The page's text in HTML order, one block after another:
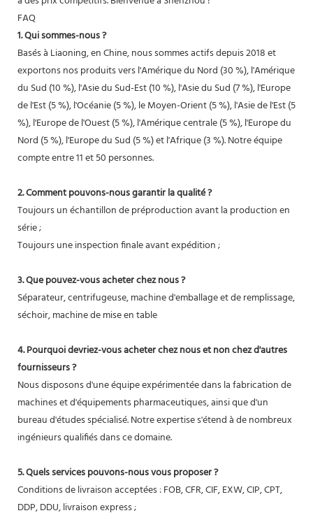
FAQ
1. Qui sommes-nous ?
Basés à Liaoning, en Chine, nous sommes actifs depuis 2018 et
exportons nos produits vers l'Amérique du Nord (30 %), l'Amérique
du Sud (10 %), l'Asie du Sud-Est (10 %), l'Asie du Sud (7 %), l'Europe
de l'Est (5 %), l'Océanie (5 %), le Moyen-Orient (5 %), l'Asie de l'Est (5
%), l'Europe de l'Ouest (5 %), l'Amérique centrale (5 %), l'Europe du
Nord (5 %), l'Europe du Sud (5 %) et l'Afrique (3 %). Notre équipe
compte entre 11 et 50 personnes.
2. Comment pouvons-nous garantir la qualité ?
Toujours un échantillon de préproduction avant la production en
série ;
Toujours une inspection finale avant expédition ;
3. Que pouvez-vous acheter chez nous ?
Séparateur, centrifugeuse, machine d'emballage et de remplissage,
séchoir, machine de mise en table
4. Pourquoi devriez-vous acheter chez nous et non chez d'autres
fournisseurs ?
Nous disposons d'une équipe expérimentée dans la fabrication de
machines et d'équipements pharmaceutiques, ainsi que d'un
bureau d'études spécialisé. Notre expertise s'étend à de nombreux
ingénieurs qualifiés dans ce domaine.
5. Quels services pouvons-nous vous proposer ?
Conditions de livraison acceptées : FOB, CFR, CIF, EXW, CIP, CPT,
DDP, DDU, livraison express ;